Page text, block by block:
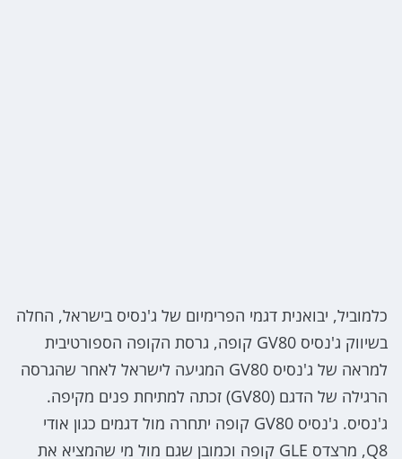
כלמוביל, יבואנית דגמי הפרימיום של ג'נסיס בישראל, החלה
בשיווק ג'נסיס GV80 קופה, גרסת הקופה הספורטיבית
למראה של ג'נסיס GV80 המגיעה לישראל לאחר שהגרסה
הרגילה של הדגם (GV80) זכתה למתיחת פנים מקיפה.
ג'נסיס. ג'נסיס GV80 קופה יתחרה מול דגמים כגון אודי
Q8, מרצדס GLE קופה וכמובן שגם מול מי שהמציא את